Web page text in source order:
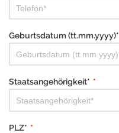
Geburtsdatum (tt.mm.yyyy)*
Staatsangehörigkeit* *
PLZ* *